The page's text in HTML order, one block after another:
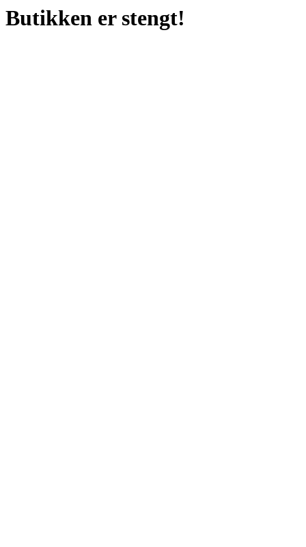
Butikken er stengt!